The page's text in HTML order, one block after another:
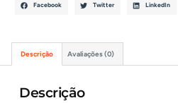
Facebook Twitter LinkedIn
Descrição Avaliações (0)
Descrição